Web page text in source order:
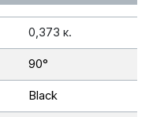
0,373 κ.
90°
Black